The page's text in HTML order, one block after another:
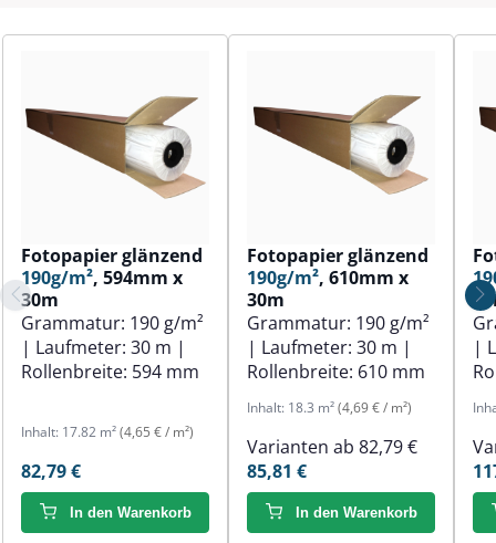
Fotopapier glänzend
190g/m², 594mm x
30m
Grammatur: 190 g/m²
| Laufmeter: 30 m |
Rollenbreite: 594 mm
Inhalt: 17.82 m²(4,65 € / m²)
82,79 €
In den Warenkorb
Fotopapier glänzend
190g/m², 610mm x
30m
Grammatur: 190 g/m²
| Laufmeter: 30 m |
Rollenbreite: 610 mm
Inhalt: 18.3 m²(4,69 € / m²)
Varianten ab 82,79 €
85,81 €
In den Warenkorb
|